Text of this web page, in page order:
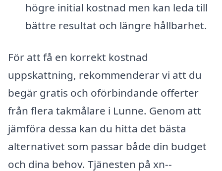
högre initial kostnad men kan leda till
bättre resultat och längre hållbarhet.
För att få en korrekt kostnad
uppskattning, rekommenderar vi att du
begär gratis och oförbindande offerter
från flera takmålare i Lunne. Genom att
jämföra dessa kan du hitta det bästa
alternativet som passar både din budget
och dina behov. Tjänesten på xn--